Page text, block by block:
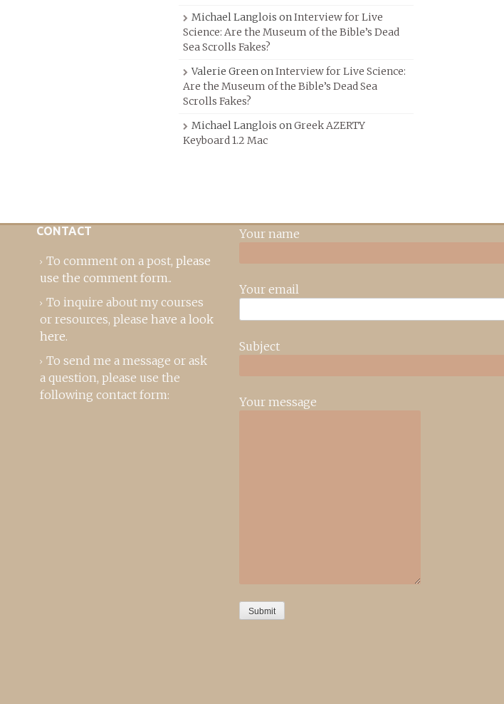
Michael Langlois onInterview for Live
Science: Are the Museum of the Bible’s Dead
Sea Scrolls Fakes?
Valerie GreenonInterview for Live Science:
Are the Museum of the Bible’s Dead Sea
Scrolls Fakes?
Michael Langlois onGreek AZERTY
Keyboard 1.2 Mac
CONTACT
To comment on a post, please
use the comment form..
To inquire about my courses
or resources, please have a look
here.
To send me a message or ask
a question, please use the
following contact form:
Your name
Your email
Subject
Your message